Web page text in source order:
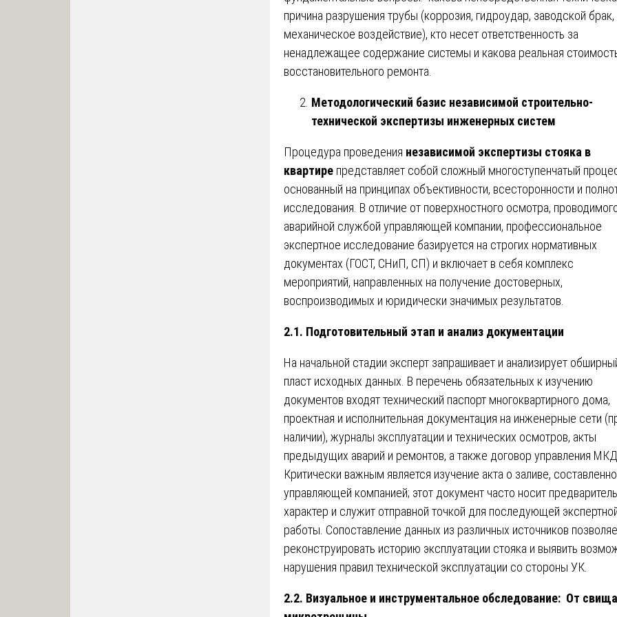
причина разрушения трубы (коррозия, гидроудар, заводской брак,
механическое воздействие), кто несет ответственность за
ненадлежащее содержание системы и какова реальная
восстановительного ремонта.
Методологический базис независимой строительно-
технической экспертизы инженерных систем
Процедура проведения независимой экспертизы стояка в
квартире представляет собой сложный многоступенчатый
основанный на принципах объективности, всесторонности и
исследования. В отличие от поверхностного осмотра,
аварийной службой управляющей компании, профессиональное
экспертное исследование базируется на строгих нормативных
документах (ГОСТ, СНиП, СП) и включает в себя комплекс
мероприятий, направленных на получение достоверных,
воспроизводимых и юридически значимых результатов.
2.1. Подготовительный этап и анализ документации
На начальной стадии эксперт запрашивает и анализирует
пласт исходных данных. В перечень обязательных к изучению
документов входят технический паспорт многоквартирного дома,
проектная и исполнительная документация на инженерные сети
наличии), журналы эксплуатации и технических осмотров, акты
предыдущих аварий и ремонтов, а также договор управления МКД.
Критически важным является изучение акта о заливе,
управляющей компанией; этот документ часто носит
характер и служит отправной точкой для последующей
работы. Сопоставление данных из различных источников
реконструировать историю эксплуатации стояка и выявить
нарушения правил технической эксплуатации со стороны УК.
2.2. Визуальное и инструментальное обследование: От